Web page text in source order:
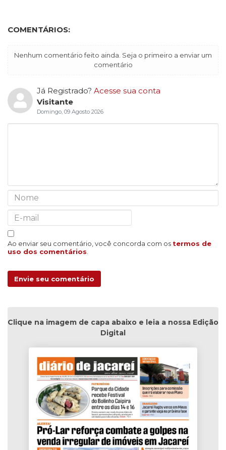
COMENTÁRIOS:
Nenhum comentário feito ainda. Seja o primeiro a enviar um
comentário
Já Registrado? Acesse sua conta
Visitante
Domingo, 09 Agosto 2026
Ao enviar seu comentário, você concorda com os termos de
uso dos comentários
Envie seu comentário
Clique na imagem de capa abaixo e leia a nossa Edição
Digital